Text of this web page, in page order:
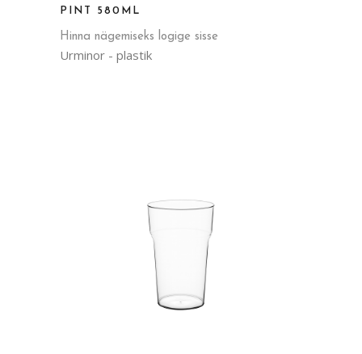
Urminor - plastik
PINT 580ML
Hinna nägemiseks logige sisse